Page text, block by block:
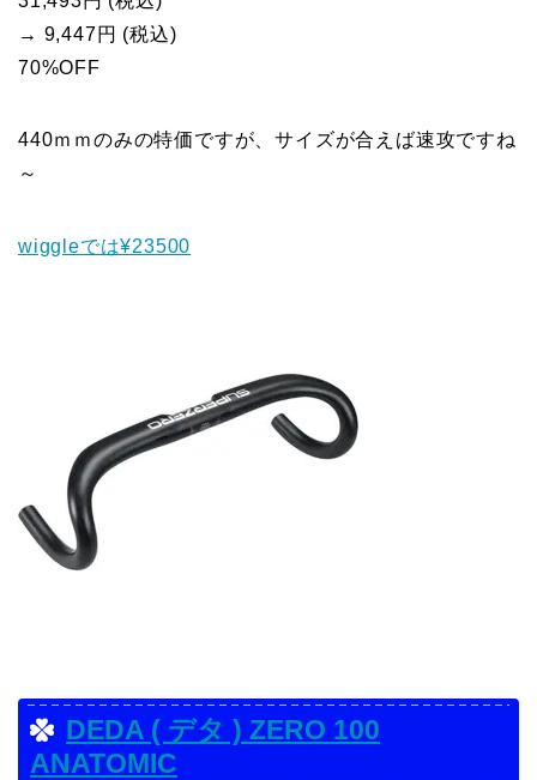
→ 9,447円 (税込)
70%OFF
440ｍｍのみの特価ですが、サイズが合えば速攻ですね
～
wiggleでは¥23500
DEDA ( デタ ) ZERO 100
ANATOMIC